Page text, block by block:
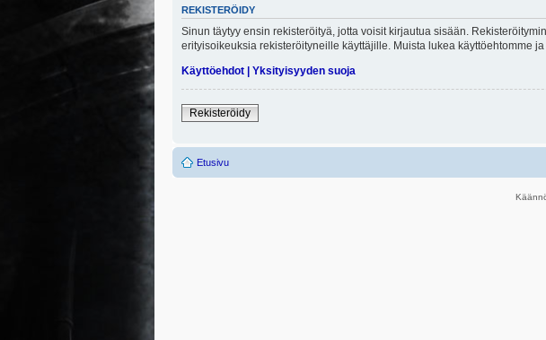
REKISTERÖIDY
Sinun täytyy ensin rekisteröityä, jotta voisit kirjautua sisään.
erityisoikeuksia rekisteröityneille käyttäjille. Muista lukea käyttöehtomme
Käyttöehdot | Yksityisyyden suoja
Rekisteröidy
Etusivu